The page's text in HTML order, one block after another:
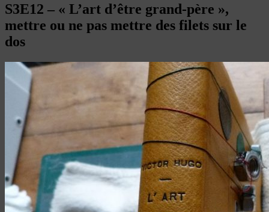
S3E12 – « L’art d’être grand-père »,
mettre ou ne pas mettre des filets sur le
dos